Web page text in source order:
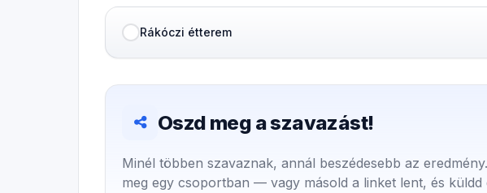
Rákóczi étterem
Oszd meg a szavazást!
Minél többen szavaznak, annál beszédesebb az
meg egy csoportban — vagy másold a linket lent, és küldd